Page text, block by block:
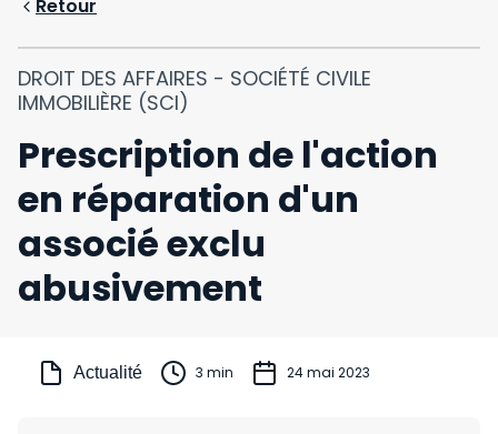
Retour
DROIT DES AFFAIRES - SOCIÉTÉ CIVILE
IMMOBILIÈRE (SCI)
Prescription de l'action
en réparation d'un
associé exclu
abusivement
Actualité 3 min 24 mai 2023